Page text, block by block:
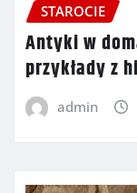
STAROCIE
Antyki w
przykłady z
admin